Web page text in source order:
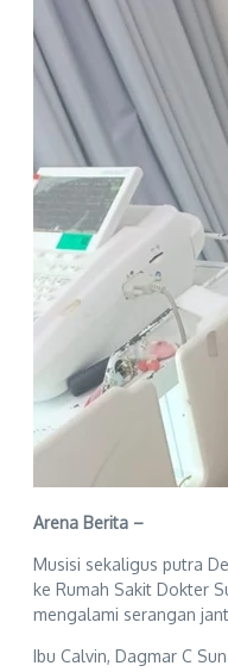
Arena Berita –
Musisi sekaligus putra
ke Rumah Sakit Dokter
mengalami serangan
Ibu Calvin, Dagmar C